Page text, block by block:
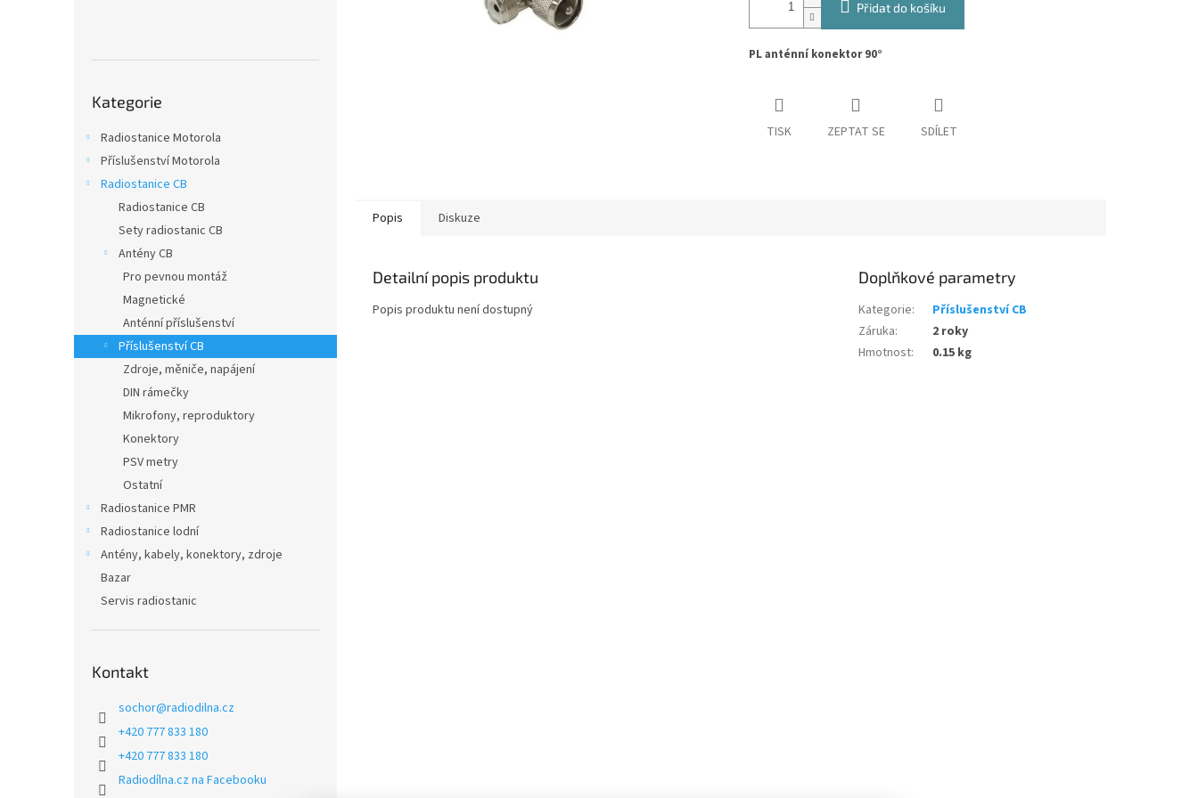
kategorie
Kategorie
Radiostanice Motorola
Příslušenství Motorola
Radiostanice CB
Radiostanice CB
Sety radiostanic CB
Antény CB
Pro pevnou montáž
Magnetické
Anténní příslušenství
Příslušenství CB
Zdroje, měniče, napájení
DIN rámečky
Mikrofony, reproduktory
Konektory
PSV metry
Ostatní
Radiostanice PMR
Radiostanice lodní
Antény, kabely, konektory, zdroje
Bazar
Servis radiostanic
Kontakt
sochor@radiodilna.cz
+420 777 833 180
+420 777 833 180
Radiodílna.cz na Facebooku
Přidat do košíku
PL anténní konektor 90°
TISK ZEPTAT SE SDÍLET
Popis Diskuze
Detailní popis produktu
Popis produktu není dostupný
Doplňkové parametry
Kategorie:
Příslušenství CB
Záruka:
2 roky
Hmotnost: 0.15 kg